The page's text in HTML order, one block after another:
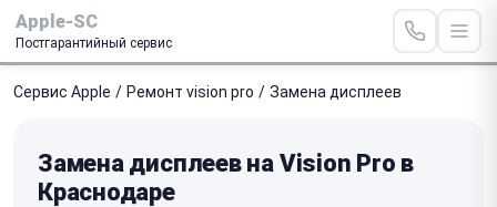
Apple-SC
Постгарантийный сервис
Сервис Apple / Ремонт vision pro / Замена дисплеев
Замена дисплеев на Vision Pro в
Краснодаре